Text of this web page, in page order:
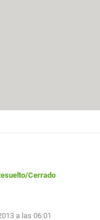
/Cerrado
a las 06:01